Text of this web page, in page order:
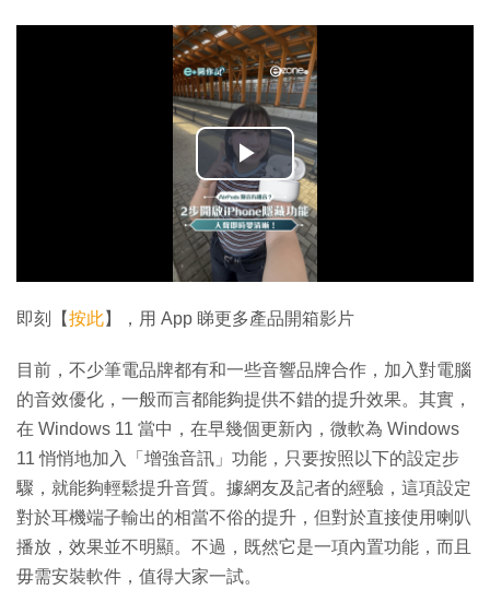
播
放
影
片
即刻【按此】，用 App 睇更多產品開箱影片
目前，不少筆電品牌都有和一些音響品牌合作，加入對電腦
的音效優化，一般而言都能夠提供不錯的提升效果。其實，
在 Windows 11 當中，在早幾個更新內，微軟為 Windows
11 悄悄地加入「增強音訊」功能，只要按照以下的設定步
驟，就能夠輕鬆提升音質。據網友及記者的經驗，這項設定
對於耳機端子輸出的相當不俗的提升，但對於直接使用喇叭
播放，效果並不明顯。不過，既然它是一項內置功能，而且
毋需安裝軟件，值得大家一試。